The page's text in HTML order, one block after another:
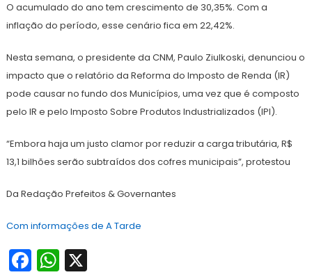
O acumulado do ano tem crescimento de 30,35%. Com a
inflação do período, esse cenário fica em 22,42%.
Nesta semana, o presidente da CNM, Paulo Ziulkoski, denunciou o
impacto que o relatório da Reforma do Imposto de Renda (IR)
pode causar no fundo dos Municípios, uma vez que é composto
pelo IR e pelo Imposto Sobre Produtos Industrializados (IPI).
“Embora haja um justo clamor por reduzir a carga tributária, R$
13,1 bilhões serão subtraídos dos cofres municipais”, protestou
Da Redação Prefeitos & Governantes
Com informações de A Tarde
Facebook
WhatsApp
X